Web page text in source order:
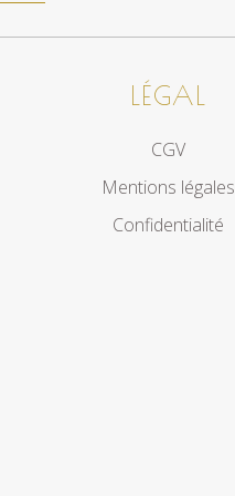
LÉGAL
CGV
Mentions légales
Confidentialité